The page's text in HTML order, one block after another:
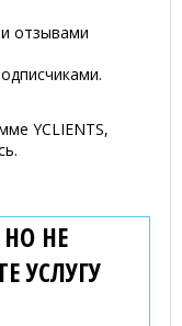
отзывами
YCLIENTS,
НЕ
УСЛУГУ